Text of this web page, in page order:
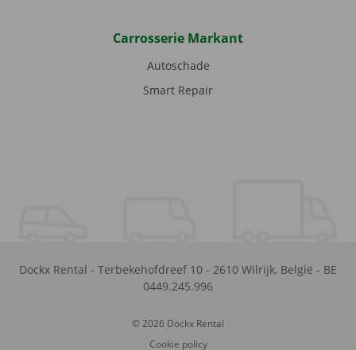
Carrosserie Markant
Autoschade
Smart Repair
Dockx Rental - Terbekehofdreef 10 - 2610 Wilrijk, België - BE
0449.245.996
© 2026 Dockx Rental
Cookie policy